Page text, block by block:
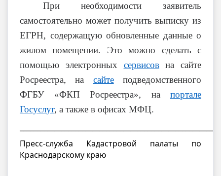
При необходимости заявитель
самостоятельно может получить выписку из
ЕГРН, содержащую обновленные данные о
жилом помещении. Это можно сделать с
помощью электронных сервисовна сайте
Росреестра, на сайтеподведомственного
ФГБУ «ФКП Росреестра», на портале
Госуслуг, а также в офисах МФЦ.
Пресс-служба Кадастровой палаты по
Краснодарскому краю